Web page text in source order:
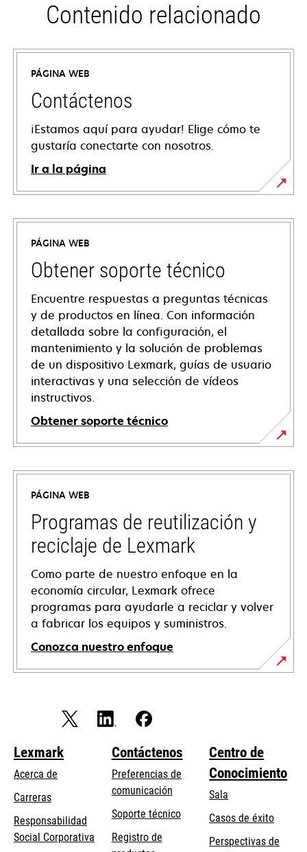
Contenido relacionado
PÁGINA WEB
Contáctenos
¡Estamos aquí para ayudar! Elige cómo te
gustaría conectarte con nosotros.
Ir a la página
PÁGINA WEB
Obtener soporte técnico
Encuentre respuestas a preguntas técnicas
y de productos en línea. Con información
detallada sobre la configuración, el
mantenimiento y la solución de problemas
de un dispositivo Lexmark, guías de usuario
interactivas y una selección de vídeos
instructivos.
Obtener soporte técnico
se
abre
una
pestaña
nueva
PÁGINA WEB
Programas de reutilización y
reciclaje de Lexmark
Como parte de nuestro enfoque en la
economía circular, Lexmark ofrece
programas para ayudarle a reciclar y volver
a fabricar los equipos y suministros.
Conozca nuestro enfoque
Lexmark
Acerca de
Carreras
Responsabilidad
Social Corporativa
Contáctenos
Preferencias de
comunicación
Soporte técnicose
Registro de
Centro de
Conocimiento
Sala
Casos de éxito
Perspectivas de